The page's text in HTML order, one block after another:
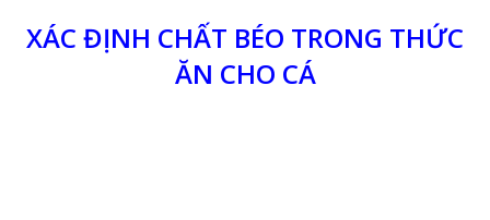
XÁC ĐỊNH CHẤT BÉO TRONG THỨC
ĂN CHO CÁ